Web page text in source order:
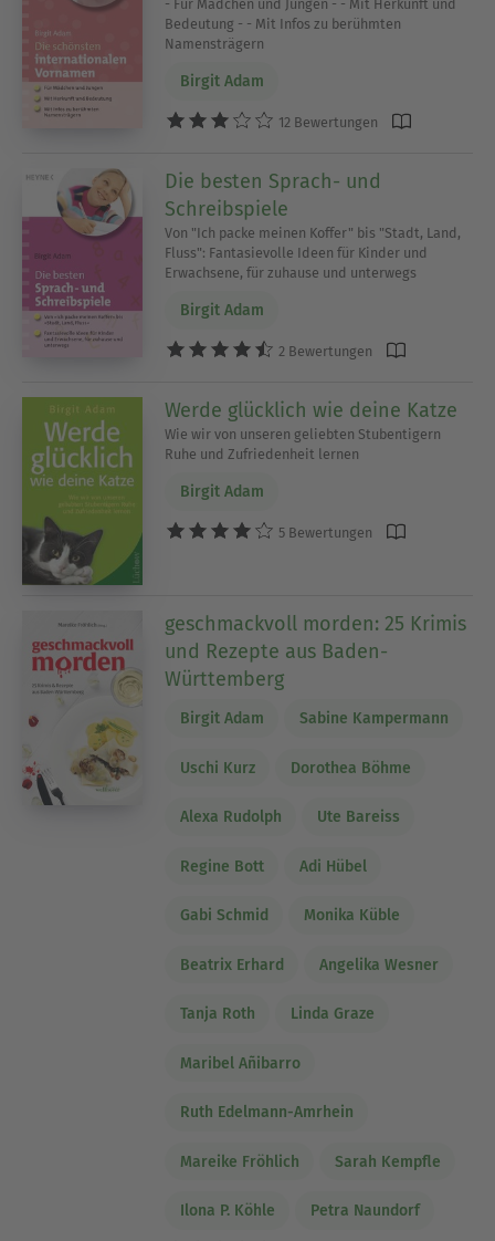
- Für Mädchen und Jungen - - Mit Herkunft und
Bedeutung - - Mit Infos zu berühmten
Namensträgern
Birgit Adam
12 Bewertungen
Die besten Sprach- und
Schreibspiele
Von "Ich packe meinen Koffer" bis "Stadt, Land,
Fluss": Fantasievolle Ideen für Kinder und
Erwachsene, für zuhause und unterwegs
Birgit Adam
2 Bewertungen
Werde glücklich wie deine Katze
Wie wir von unseren geliebten Stubentigern
Ruhe und Zufriedenheit lernen
Birgit Adam
5 Bewertungen
geschmackvoll morden: 25 Krimis
und Rezepte aus Baden-
Württemberg
Birgit Adam Sabine Kampermann
Uschi Kurz Dorothea Böhme
Alexa Rudolph Ute Bareiss
Regine Bott Adi Hübel
Gabi Schmid Monika Küble
Beatrix Erhard Angelika Wesner
Tanja Roth Linda Graze
Maribel Añibarro
Ruth Edelmann-Amrhein
Mareike Fröhlich Sarah Kempfle
Ilona P. Köhle Petra Naundorf